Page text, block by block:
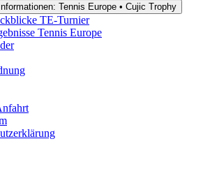
Tennis Europe • Cujic Trophy
TE-Turnier
Tennis Europe